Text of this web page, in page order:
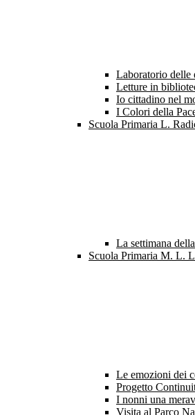
Laboratorio delle
Letture in
Io cittadino nel
I Colori della
Scuola Primaria L.
La settimana
Scuola Primaria M. L.
Le emozioni dei
Progetto
I nonni una
Visita al Parco